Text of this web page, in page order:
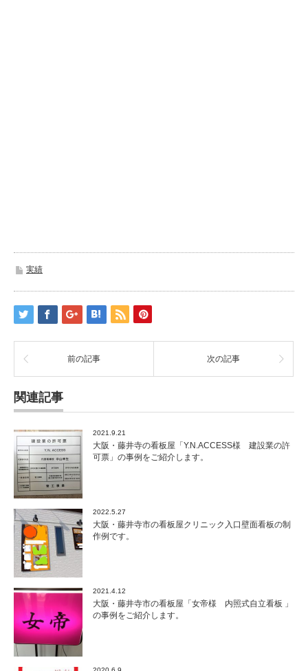
実績
前の記事 次の記事
関連記事
2021.9.21
大阪・藤井寺の看板屋「Y.N.ACCESS様 建設業の許
可票」の事例をご紹介します。
2022.5.27
大阪・藤井寺市の看板屋クリニック入口壁面看板の制
作例です。
2021.4.12
大阪・藤井寺市の看板屋「女帝様 内照式自立看板 」
の事例をご紹介します。